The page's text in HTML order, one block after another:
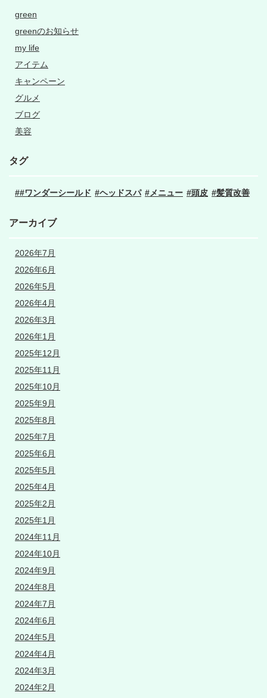
green
greenのお知らせ
my life
アイテム
キャンペーン
グルメ
ブログ
美容
タグ
#ワンダーシールド ヘッドスパ メニュー 頭皮 髪質改善
アーカイブ
2026年7月
2026年6月
2026年5月
2026年4月
2026年3月
2026年1月
2025年12月
2025年11月
2025年10月
2025年9月
2025年8月
2025年7月
2025年6月
2025年5月
2025年4月
2025年2月
2025年1月
2024年11月
2024年10月
2024年9月
2024年8月
2024年7月
2024年6月
2024年5月
2024年4月
2024年3月
2024年2月